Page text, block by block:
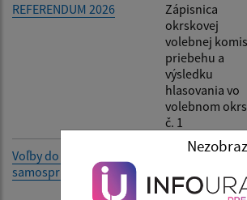
REFERENDUM 2026
Zápisnica
okrskovej
volebnej
priebehu a
výsledku
hlasovania vo
volebnom
č. 1
Voľby do orgánov
samosprávy obcí 2026
Oznámenie
funkcie